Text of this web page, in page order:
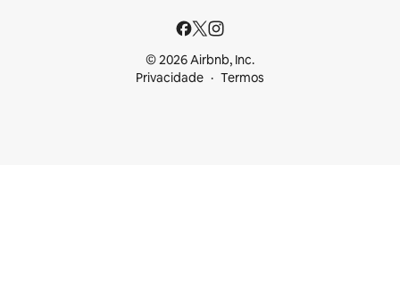
© 2026 Airbnb, Inc.
Privacidade
Termos